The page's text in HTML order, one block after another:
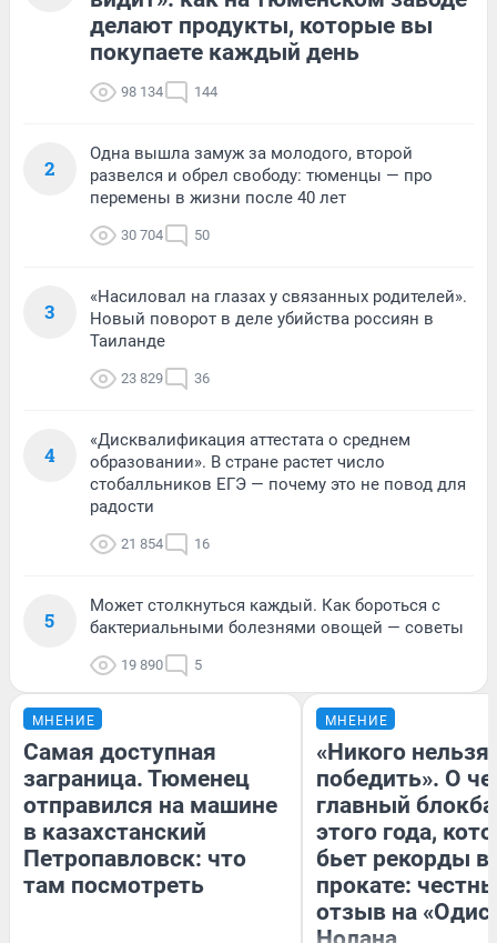
делают продукты, которые вы
покупаете каждый день
98 134 144
2
Одна вышла замуж за молодого, второй
развелся и обрел свободу: тюменцы — про
перемены в жизни после 40 лет
30 704 50
3
«Насиловал на глазах у связанных родителей».
Новый поворот в деле убийства россиян в
Таиланде
23 829 36
4
«Дисквалификация аттестата о среднем
образовании». В стране растет число
стобалльников ЕГЭ — почему это не повод для
радости
21 854 16
5
Может столкнуться каждый. Как бороться с
бактериальными болезнями овощей — советы
19 890 5
МНЕНИЕ
Самая доступная
заграница. Тюменец
отправился на машине
в казахстанский
Петропавловск: что
там посмотреть
МНЕНИЕ
«Никого нельзя
победить». О
главный
этого года,
бьет рекорды в
прокате:
отзыв на